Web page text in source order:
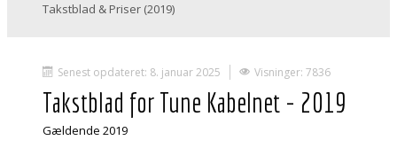
Takstblad & Priser (2019)
Senest opdateret: 8. januar 2025 Visninger: 7836
Takstblad for Tune Kabelnet - 2019
Gældende 2019